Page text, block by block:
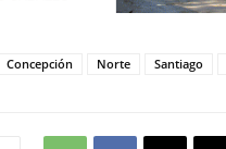
Concepción Norte Santiago